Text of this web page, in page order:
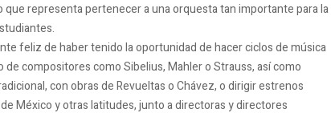
representa pertenecer a una orquesta tan importante para la
feliz de haber tenido la oportunidad de hacer ciclos de música
compositores como Sibelius, Mahler o Strauss, así como
con obras de Revueltas o Chávez, o dirigir estrenos
México y otras latitudes, junto a directoras y directores